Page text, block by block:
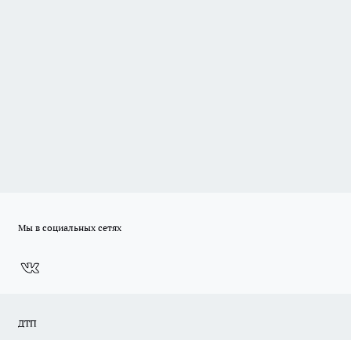
Мы в социальных сетях
ДТП